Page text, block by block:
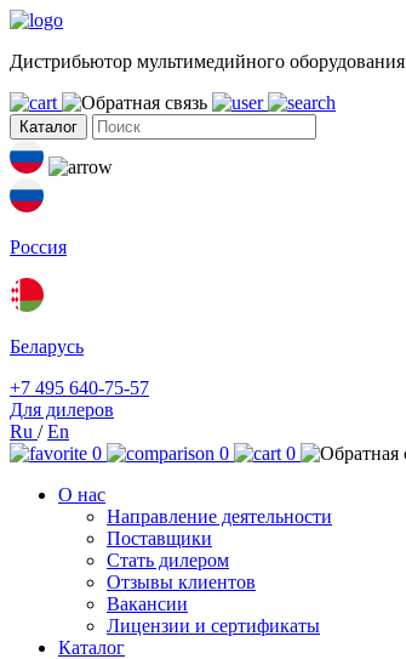
Дистрибьютор мультимедийного оборудования
Каталог
Россия
Беларусь
+7 495 640-75-57
Для дилеров
Ru /En
0
0
0
О нас
Направление деятельности
Поставщики
Стать дилером
Отзывы клиентов
Вакансии
Лицензии и сертификаты
Каталог